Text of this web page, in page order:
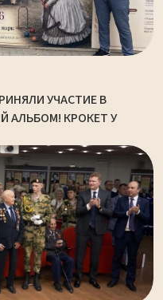
УЧАСТИЕ В
АЛЬБОМ! КРОКЕТ У